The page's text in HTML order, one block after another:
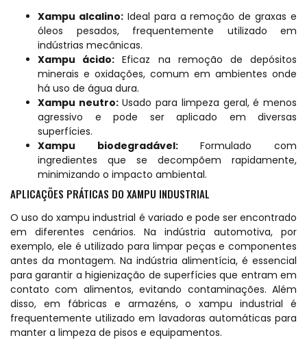
Xampu alcalino:Ideal para a remoção de graxas e
óleos pesados, frequentemente utilizado em
indústrias mecânicas.
Xampu ácido: Eficaz na remoção de depósitos
minerais e oxidações, comum em ambientes onde
há uso de água dura.
Xampu neutro:Usado para limpeza geral, é menos
agressivo e pode ser aplicado em diversas
superfícies.
Xampu biodegradável:Formulado com
ingredientes que se decompõem rapidamente,
minimizando o impacto ambiental.
APLICAÇÕES PRÁTICAS DO XAMPU INDUSTRIAL
O uso do xampu industrial é variado e pode ser encontrado
em diferentes cenários. Na indústria automotiva, por
exemplo, ele é utilizado para limpar peças e componentes
antes da montagem. Na indústria alimentícia, é essencial
para garantir a higienização de superfícies que entram em
contato com alimentos, evitando contaminações. Além
disso, em fábricas e armazéns, o xampu industrial é
frequentemente utilizado em lavadoras automáticas para
manter a limpeza de pisos e equipamentos.